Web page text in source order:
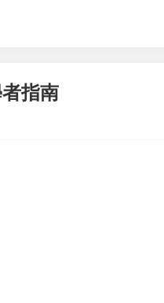
指南